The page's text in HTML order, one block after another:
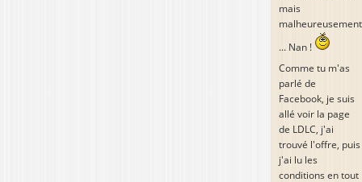
mais
malheureusement
... Nan !
Comme tu m'as
parlé de
Facebook, je suis
allé voir la page
de LDLC, j'ai
trouvé l'offre, puis
j'ai lu les
conditions en tout